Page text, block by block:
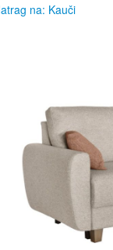
na: Kauči